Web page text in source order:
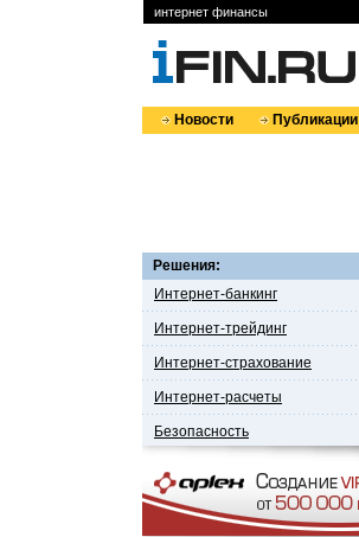
интернет финансы
Новости Публикации
Решения:
Интернет-банкинг
Интернет-трейдинг
Интернет-страхование
Интернет-расчеты
Безопасность